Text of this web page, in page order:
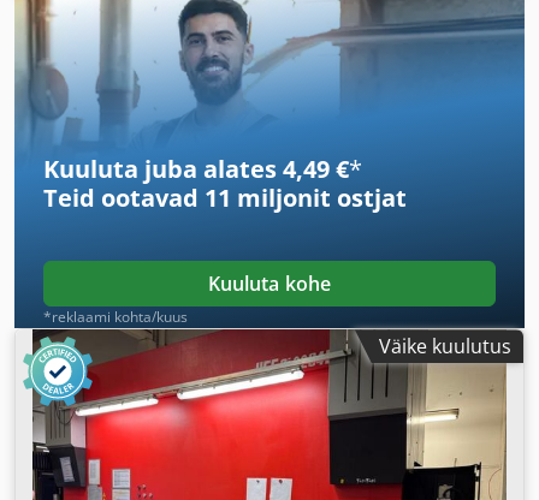
Kuuluta juba alates 4,49 €*
Teid ootavad 11 miljonit ostjat
Kuuluta kohe
*reklaami kohta/kuus
Väike kuulutus